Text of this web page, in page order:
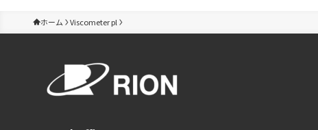
ホーム Viscometer pl